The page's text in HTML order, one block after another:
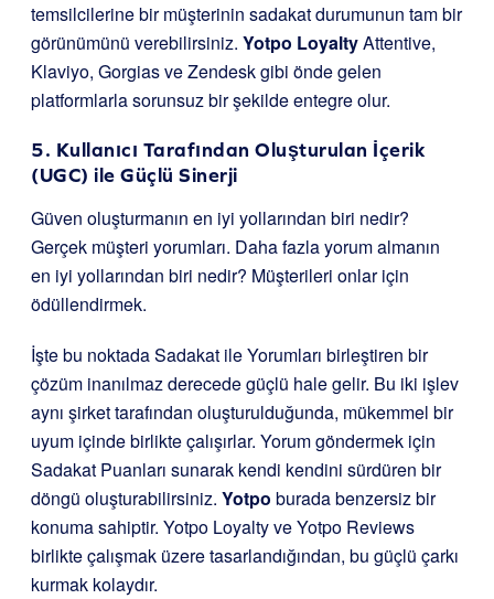
temsilcilerine bir müşterinin sadakat durumunun tam bir
görünümünü verebilirsiniz. Yotpo LoyaltyAttentive,
Klaviyo, Gorgias ve Zendesk gibi önde gelen
platformlarla sorunsuz bir şekilde entegre olur.
5. Kullanıcı Tarafından Oluşturulan İçerik
(UGC) ile Güçlü Sinerji
Güven oluşturmanın en iyi yollarından biri nedir?
Gerçek müşteri yorumları. Daha fazla yorum almanın
en iyi yollarından biri nedir? Müşterileri onlar için
ödüllendirmek.
İşte bu noktada Sadakat ile Yorumları birleştiren bir
çözüm inanılmaz derecede güçlü hale gelir. Bu iki işlev
aynı şirket tarafından oluşturulduğunda, mükemmel bir
uyum içinde birlikte çalışırlar. Yorum göndermek için
Sadakat Puanları sunarak kendi kendini sürdüren bir
döngü oluşturabilirsiniz. Yotpo burada benzersiz bir
konuma sahiptir. Yotpo Loyalty ve Yotpo Reviews
birlikte çalışmak üzere tasarlandığından, bu güçlü çarkı
kurmak kolaydır.